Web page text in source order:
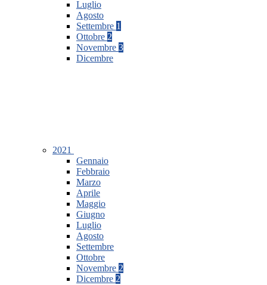
Luglio
Agosto
Settembre 1
Ottobre 2
Novembre 3
Dicembre
2021
Gennaio
Febbraio
Marzo
Aprile
Maggio
Giugno
Luglio
Agosto
Settembre
Ottobre
Novembre 2
Dicembre 2